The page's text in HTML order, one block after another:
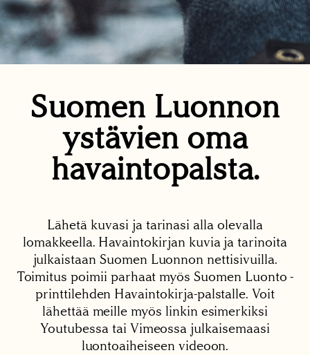
Suomen Luonnon
ystävien oma
havaintopalsta.
Lähetä kuvasi ja tarinasi alla olevalla
lomakkeella. Havaintokirjan kuvia ja tarinoita
julkaistaan Suomen Luonnon nettisivuilla.
Toimitus poimii parhaat myös Suomen Luonto -
printtilehden Havaintokirja-palstalle. Voit
lähettää meille myös linkin esimerkiksi
Youtubessa tai Vimeossa julkaisemaasi
luontoaiheiseen videoon.